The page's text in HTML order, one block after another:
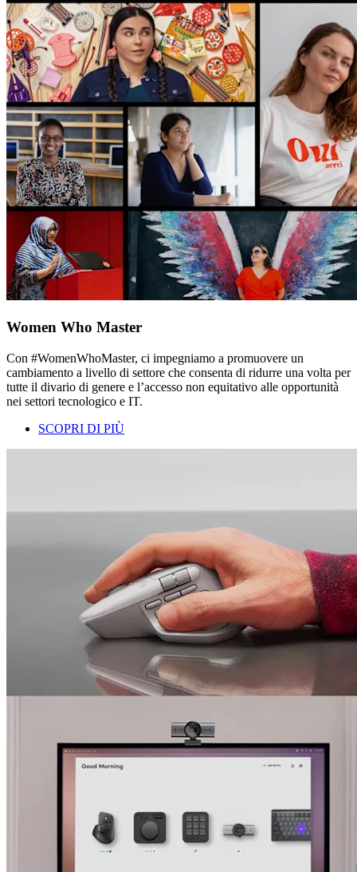
Women Who Master
Con #WomenWhoMaster, ci impegniamo a promuovere un
cambiamento a livello di settore che consenta di ridurre una volta per
tutte il divario di genere e l’accesso non equitativo alle opportunità
nei settori tecnologico e IT.
SCOPRI DI PIÙ